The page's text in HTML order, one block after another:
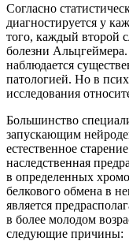
Согласно
диагностируется у
того, каждый второй
болезни
наблюдается
патологией. Но в
исследования
Большинство
запускающим
естественное
наследственная
в определенных
белкового обмена в
является
в более молодом
следующие причины: